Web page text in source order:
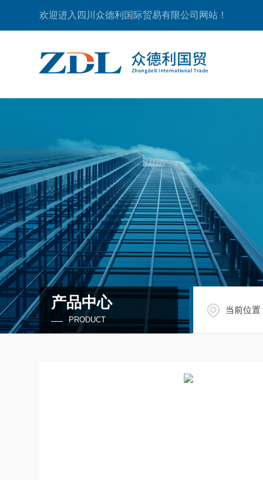
欢迎进入四川众德利国际贸易有限公司网站！
产品中心
PRODUCT
当前位置